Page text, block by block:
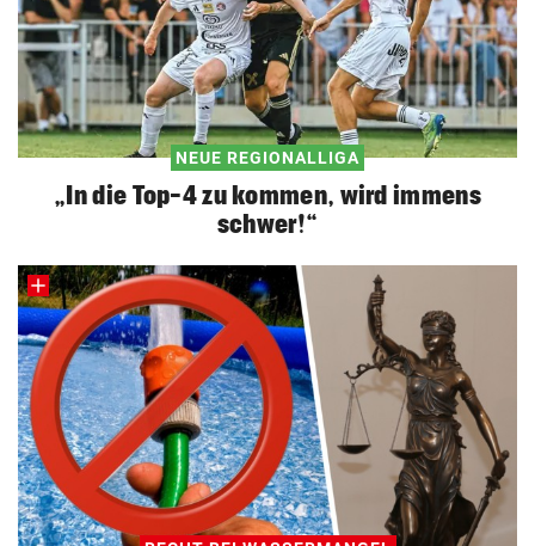
NEUE REGIONALLIGA
„In die Top-4 zu kommen, wird immens
schwer!“